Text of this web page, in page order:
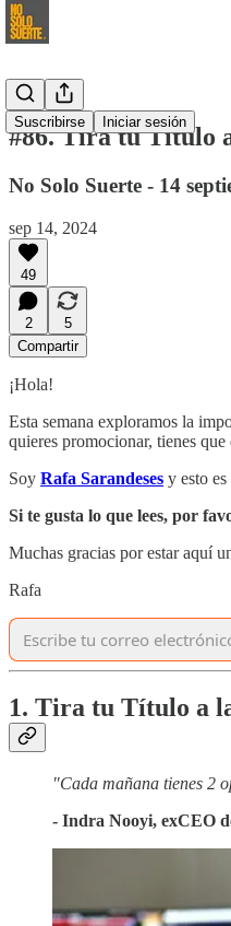
Suscribirse Iniciar sesión
#86. Tira tu Título
No Solo Suerte - 14
sep 14, 2024
49
2
5
Compartir
¡Hola!
Esta semana exploramos la
quieres promocionar, tienes
Soy Rafa Sarandeses y esto es
Si te gusta lo que lees, por
Muchas gracias por estar aquí
Rafa
1. Tira tu Título a
"Cada mañana tienes 2
- Indra Nooyi, exCEO